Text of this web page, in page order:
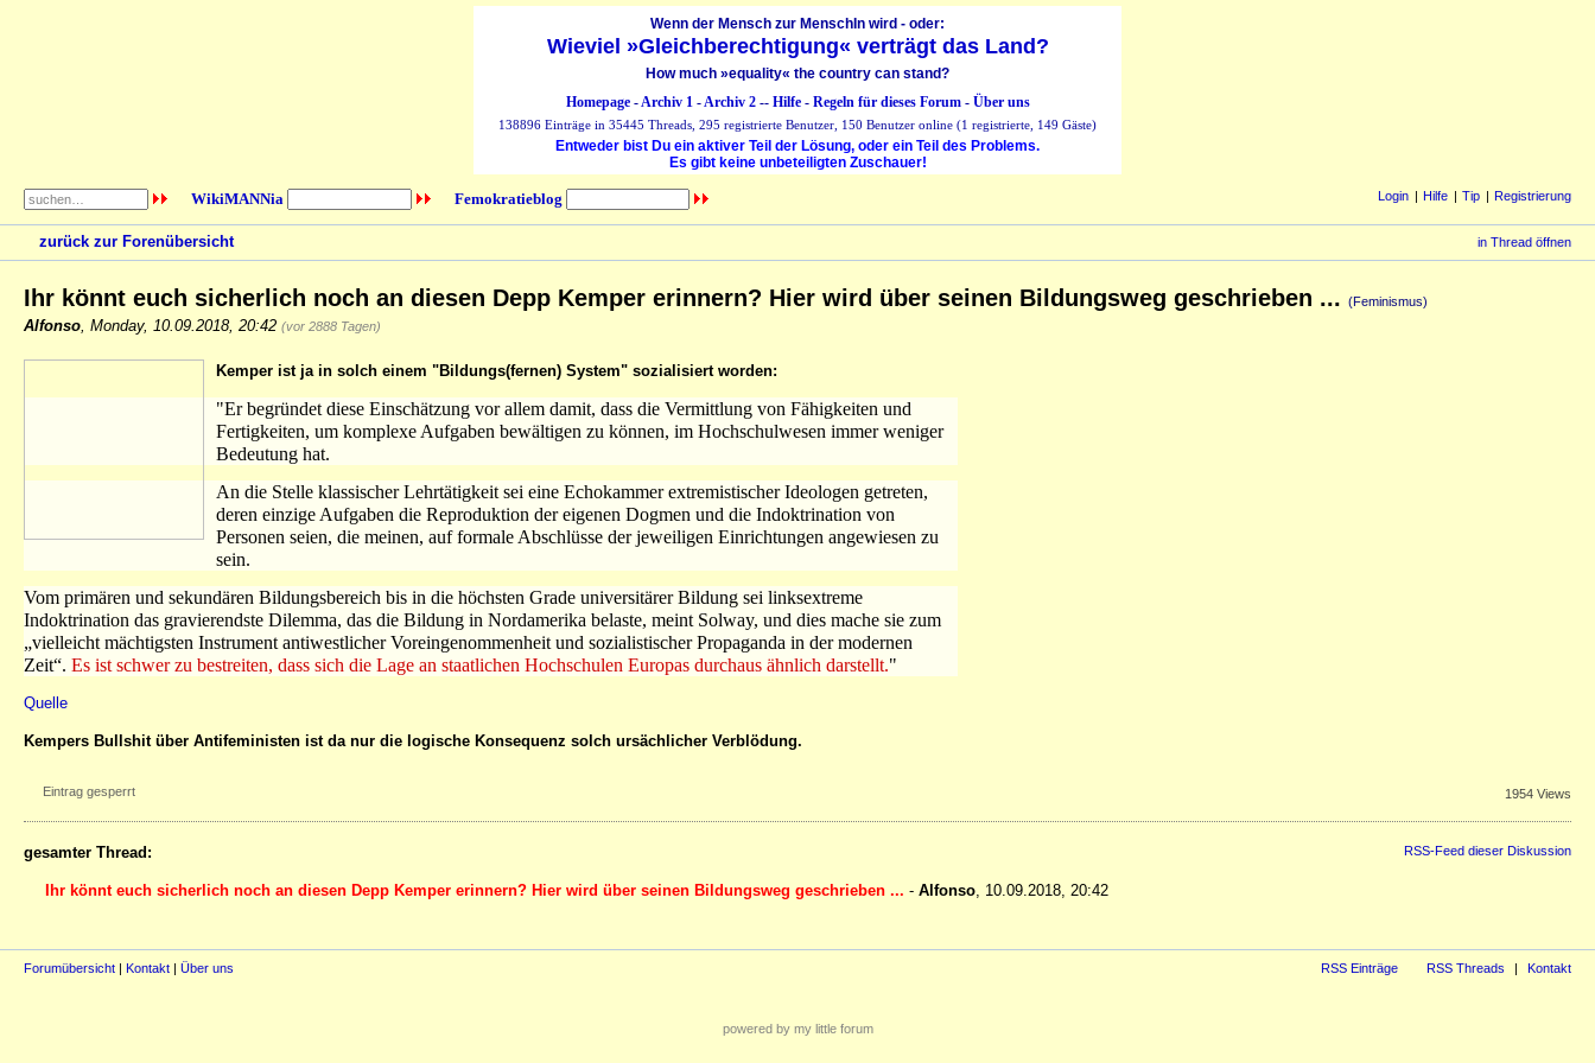
Wenn der Mensch zur MenschIn wird - oder:
Wieviel »Gleichberechtigung« verträgt das Land?
How much »equality« the country can stand?
Homepage-Archiv 1-Archiv 2-- Hilfe- Regeln für dieses Forum- Über uns
138896 Einträge in 35445 Threads, 295 registrierte Benutzer, 150 Benutzer online (1 registrierte, 149 Gäste)
Entweder bist Du ein aktiver Teil der Lösung, oder ein Teil des Problems.
Es gibt keine unbeteiligten Zuschauer!
WikiMANNia Femokratieblog Login Hilfe Tip Registrierung
zurück zur Forenübersicht in Thread öffnen
Ihr könnt euch sicherlich noch an diesen Depp Kemper erinnern? Hier wird über seinen Bildungsweg geschrieben ... (Feminismus)
Alfonso Monday, 10.09.2018, 20:42 (vor 2888 Tagen)
Kemper ist ja in solch einem "Bildungs(fernen) System" sozialisiert worden:
"Er begründet diese Einschätzung vor allem damit, dass die Vermittlung von Fähigkeiten und
Fertigkeiten, um komplexe Aufgaben bewältigen zu können, im Hochschulwesen immer weniger
Bedeutung hat.
An die Stelle klassischer Lehrtätigkeit sei eine Echokammer extremistischer Ideologen getreten,
deren einzige Aufgaben die Reproduktion der eigenen Dogmen und die Indoktrination von
Personen seien, die meinen, auf formale Abschlüsse der jeweiligen Einrichtungen angewiesen zu
sein.
Vom primären und sekundären Bildungsbereich bis in die höchsten Grade universitärer Bildung sei linksextreme
Indoktrination das gravierendste Dilemma, das die Bildung in Nordamerika belaste, meint Solway, und dies mache sie zum
„vielleicht mächtigsten Instrument antiwestlicher Voreingenommenheit und sozialistischer Propaganda in der modernen
Zeit“. Es ist schwer zu bestreiten, dass sich die Lage an staatlichen Hochschulen Europas durchaus ähnlich darstellt."
Quelle
Kempers Bullshit über Antifeministen ist da nur die logische Konsequenz solch ursächlicher Verblödung.
Eintrag gesperrt 1954 Views
gesamter Thread: RSS-Feed dieser Diskussion
Ihr könnt euch sicherlich noch an diesen Depp Kemper erinnern? Hier wird über seinen Bildungsweg geschrieben ... - Alfonso, 10.09.2018, 20:42
Forumübersicht | Kontakt | Über uns RSS Einträge RSS Threads Kontakt
powered by my little forum